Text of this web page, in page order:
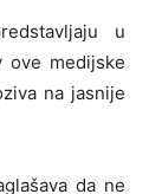
u
ove medijske
na jasnije
da ne